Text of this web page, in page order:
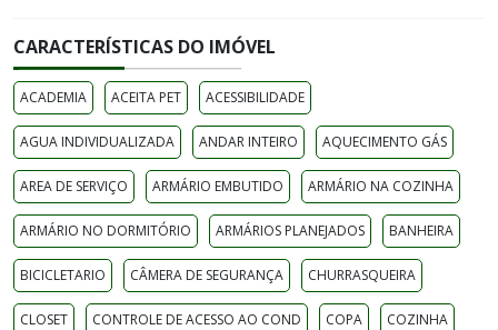
CARACTERÍSTICAS DO IMÓVEL
ACADEMIA ACEITA PET ACESSIBILIDADE
AGUA INDIVIDUALIZADA ANDAR INTEIRO AQUECIMENTO GÁS
AREA DE SERVIÇO ARMÁRIO EMBUTIDO ARMÁRIO NA COZINHA
ARMÁRIO NO DORMITÓRIO ARMÁRIOS PLANEJADOS BANHEIRA
BICICLETARIO CÂMERA DE SEGURANÇA CHURRASQUEIRA
CLOSET CONTROLE DE ACESSO AO COND COPA COZINHA